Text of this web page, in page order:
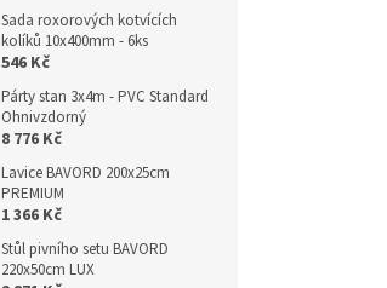
Sada roxorových kotvících
kolíků 10x400mm - 6ks
546 Kč
Párty stan 3x4m - PVC Standard
Ohnivzdorný
8 776 Kč
Lavice BAVORD 200x25cm
PREMIUM
1 366 Kč
Stůl pivního setu BAVORD
220x50cm LUX